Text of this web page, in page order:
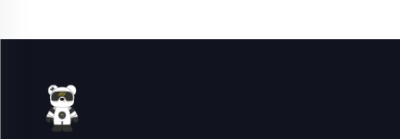
και Κουζίνα